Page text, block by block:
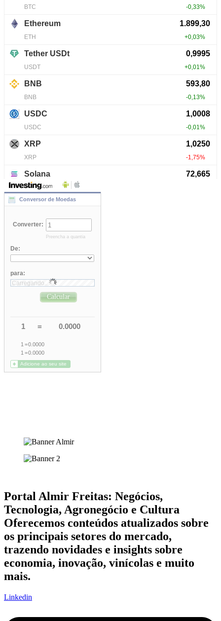
Portal Almir Freitas: Negócios,
Tecnologia, Agronegócio e Cultura
Oferecemos conteúdos atualizados sobre
os principais setores do mercado,
trazendo novidades e insights sobre
economia, inovação, vinícolas e muito
mais.
Linkedin